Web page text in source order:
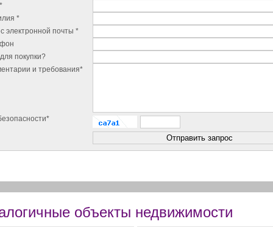
*
электронной почты *
покупки?
и требования*
объекты недвижимости